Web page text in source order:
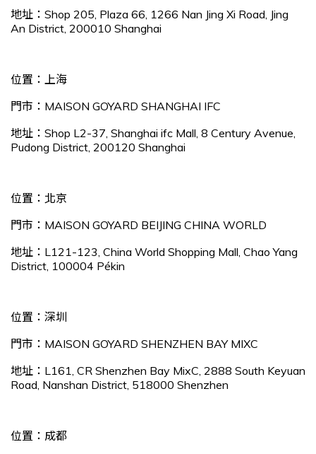
地址：Shop 205, Plaza 66, 1266 Nan Jing Xi Road, Jing
An District, 200010 Shanghai
位置：上海
門市：MAISON GOYARD SHANGHAI IFC
地址：Shop L2-37, Shanghai ifc Mall, 8 Century Avenue,
Pudong District, 200120 Shanghai
位置：北京
門市：MAISON GOYARD BEIJING CHINA WORLD
地址：L121-123, China World Shopping Mall, Chao Yang
District, 100004 Pékin
位置：深圳
門市：MAISON GOYARD SHENZHEN BAY MIXC
地址：L161, CR Shenzhen Bay MixC, 2888 South Keyuan
Road, Nanshan District, 518000 Shenzhen
位置：成都